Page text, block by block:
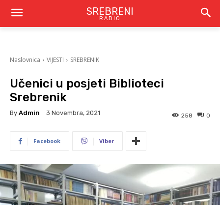
SREBRENI
RADIO
Naslovnica VIJESTI SREBRENIK
Učenici u posjeti Biblioteci
Srebrenik
By Admin 3 Novembra, 2021 0
258
Facebook Viber